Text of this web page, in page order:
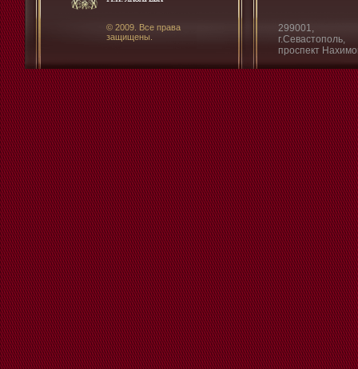
© 2009. Все права
защищены.
299001,
г.Севастополь,
проспект